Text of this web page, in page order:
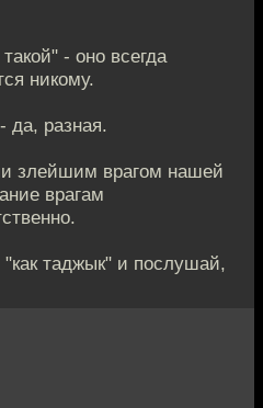
- оно всегда
никому.
да, разная.
злейшим врагом нашей
врагам
таджык" и послушай,